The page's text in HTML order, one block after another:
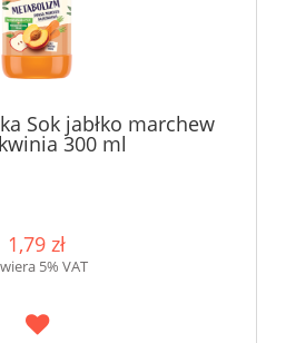
Sok jabłko marchew
300 ml
1,79 zł
5% VAT